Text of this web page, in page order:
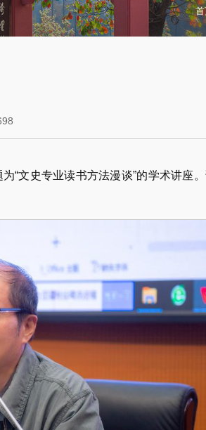
首
文史专业读书方法漫谈”的学术讲座。